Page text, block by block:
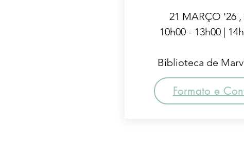
21 MARÇO '26
10h00 - 13h00 |
Biblioteca de
Formato e